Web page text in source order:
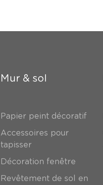
Mur & sol
Papier peint décoratif
Accessoires pour
tapisser
Décoration fenêtre
Revêtement de sol en